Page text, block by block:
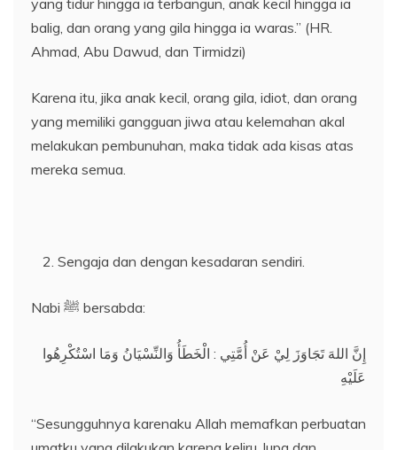
yang tidur hingga ia terbangun, anak kecil hingga ia
balig, dan orang yang gila hingga ia waras.” (HR.
Ahmad, Abu Dawud, dan Tirmidzi)
Karena itu, jika anak kecil, orang gila, idiot, dan orang
yang memiliki gangguan jiwa atau kelemahan akal
melakukan pembunuhan, maka tidak ada kisas atas
mereka semua.
Sengaja dan dengan kesadaran sendiri.
Nabi ﷺ bersabda:
إِنَّ اللهَ تَجَاوَزَ لِيْ عَنْ أُمَّتِي : الْخَطَأُ وَالنِّسْيَانُ وَمَا اسْتُكْرِهُوا
عَلَيْهِ
“Sesungguhnya karenaku Allah memafkan perbuatan